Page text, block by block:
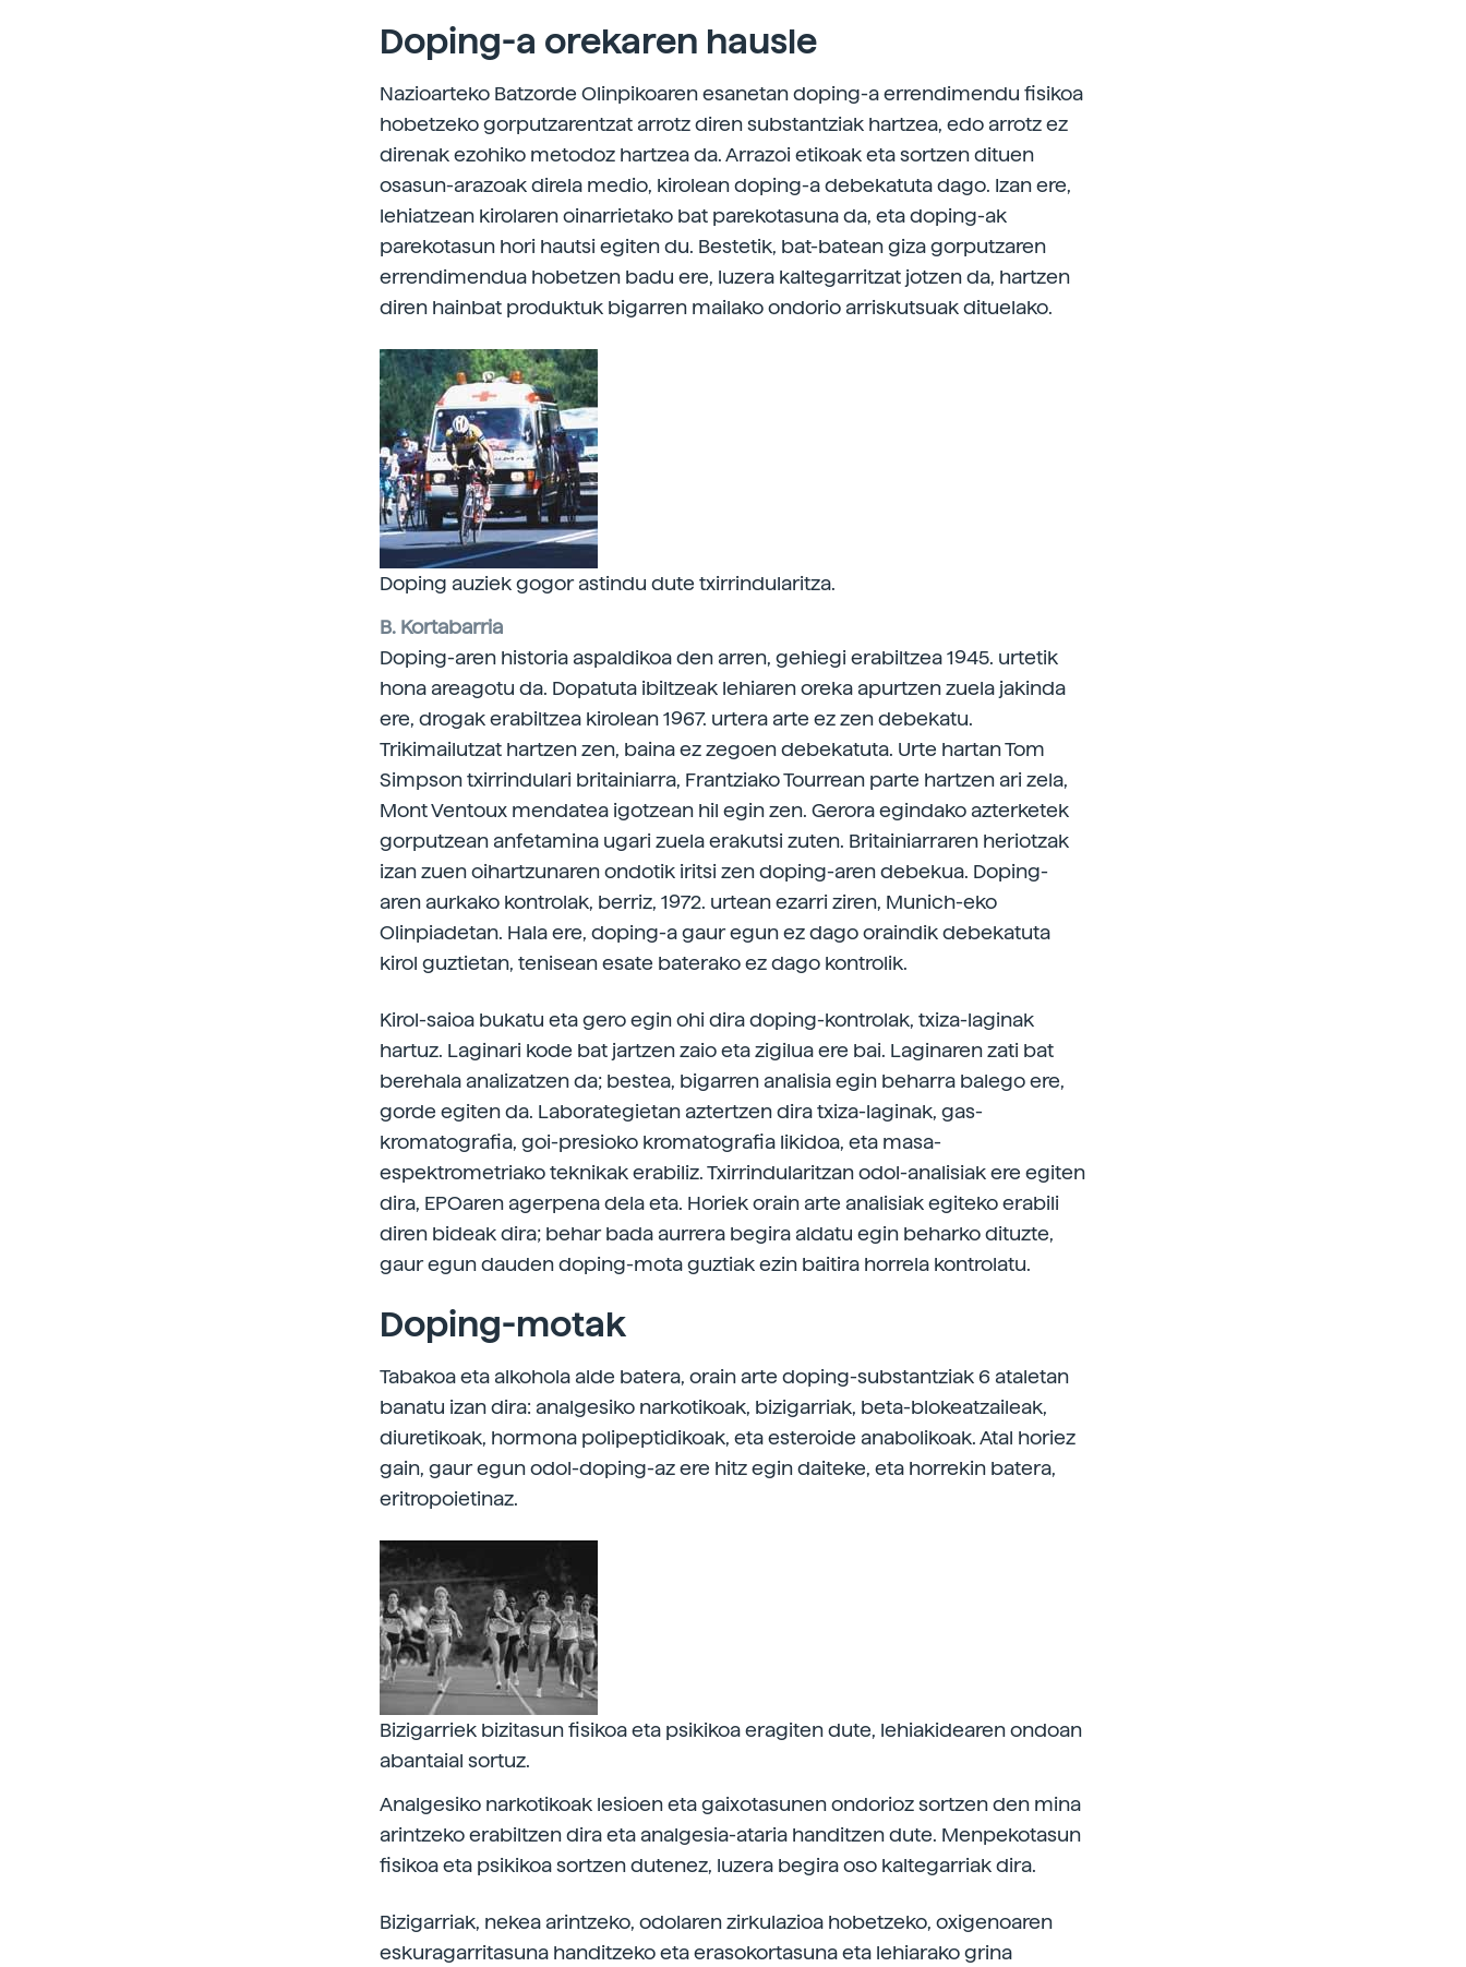
Doping-a orekaren hausle
Nazioarteko Batzorde Olinpikoaren esanetan doping-a errendimendu fisikoa
hobetzeko gorputzarentzat arrotz diren substantziak hartzea, edo arrotz ez
direnak ezohiko metodoz hartzea da. Arrazoi etikoak eta sortzen dituen
osasun-arazoak direla medio, kirolean doping-a debekatuta dago. Izan ere,
lehiatzean kirolaren oinarrietako bat parekotasuna da, eta doping-ak
parekotasun hori hautsi egiten du. Bestetik, bat-batean giza gorputzaren
errendimendua hobetzen badu ere, luzera kaltegarritzat jotzen da, hartzen
diren hainbat produktuk bigarren mailako ondorio arriskutsuak dituelako.
Doping auziek gogor astindu dute txirrindularitza.
B. Kortabarria
Doping-aren historia aspaldikoa den arren, gehiegi erabiltzea 1945. urtetik
hona areagotu da. Dopatuta ibiltzeak lehiaren oreka apurtzen zuela jakinda
ere, drogak erabiltzea kirolean 1967. urtera arte ez zen debekatu.
Trikimailutzat hartzen zen, baina ez zegoen debekatuta. Urte hartan Tom
Simpson txirrindulari britainiarra, Frantziako Tourrean parte hartzen ari zela,
Mont Ventoux mendatea igotzean hil egin zen. Gerora egindako azterketek
gorputzean anfetamina ugari zuela erakutsi zuten. Britainiarraren heriotzak
izan zuen oihartzunaren ondotik iritsi zen doping-aren debekua. Doping-
aren aurkako kontrolak, berriz, 1972. urtean ezarri ziren, Munich-eko
Olinpiadetan. Hala ere, doping-a gaur egun ez dago oraindik debekatuta
kirol guztietan, tenisean esate baterako ez dago kontrolik.
Kirol-saioa bukatu eta gero egin ohi dira doping-kontrolak, txiza-laginak
hartuz. Laginari kode bat jartzen zaio eta zigilua ere bai. Laginaren zati bat
berehala analizatzen da; bestea, bigarren analisia egin beharra balego ere,
gorde egiten da. Laborategietan aztertzen dira txiza-laginak, gas-
kromatografia, goi-presioko kromatografia likidoa, eta masa-
espektrometriako teknikak erabiliz. Txirrindularitzan odol-analisiak ere egiten
dira, EPOaren agerpena dela eta. Horiek orain arte analisiak egiteko erabili
diren bideak dira; behar bada aurrera begira aldatu egin beharko dituzte,
gaur egun dauden doping-mota guztiak ezin baitira horrela kontrolatu.
Doping-motak
Tabakoa eta alkohola alde batera, orain arte doping-substantziak 6 ataletan
banatu izan dira: analgesiko narkotikoak, bizigarriak, beta-blokeatzaileak,
diuretikoak, hormona polipeptidikoak, eta esteroide anabolikoak. Atal horiez
gain, gaur egun odol-doping-az ere hitz egin daiteke, eta horrekin batera,
eritropoietinaz.
Bizigarriek bizitasun fisikoa eta psikikoa eragiten dute, lehiakidearen ondoan
abantaial sortuz.
Analgesiko narkotikoak lesioen eta gaixotasunen ondorioz sortzen den mina
arintzeko erabiltzen dira eta analgesia-ataria handitzen dute. Menpekotasun
fisikoa eta psikikoa sortzen dutenez, luzera begira oso kaltegarriak dira.
Bizigarriak, nekea arintzeko, odolaren zirkulazioa hobetzeko, oxigenoaren
eskuragarritasuna handitzeko eta erasokortasuna eta lehiarako grina